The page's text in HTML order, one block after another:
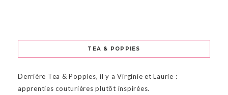
TEA & POPPIES
Derrière Tea & Poppies, il y a Virginie et Laurie :
apprenties couturières plutôt inspirées.